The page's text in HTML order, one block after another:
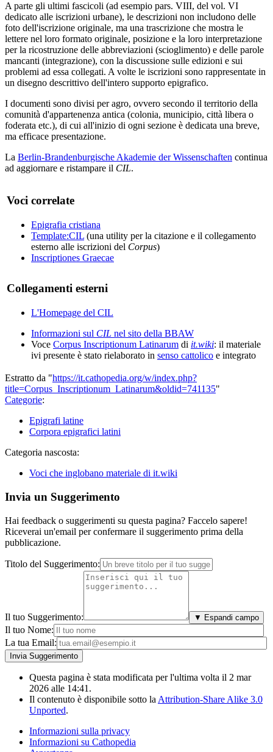
A parte gli ultimi fascicoli (ad esempio pars. VIII, del vol. VI
dedicato alle iscrizioni urbane), le descrizioni non includono delle
foto dell'iscrizione originale, ma una trascrizione che mostra le
lettere nel loro formato originale, posizione e la loro interpretazione
per la ricostruzione delle abbreviazioni (scioglimento) e delle parole
mancanti (integrazione), con la discussione sulle edizioni e sui
problemi ad essa collegati. A volte le iscrizioni sono rappresentate in
un disegno descrittivo dell'intero supporto epigrafico.
I documenti sono divisi per agro, ovvero secondo il territorio della
comunità d'appartenenza antica (colonia, municipio, città libera o
foderata etc.), di cui all'inizio di ogni sezione è dedicata una breve,
ma efficace presentazione.
La Berlin-Brandenburgische Akademie der Wissenschaften continua
ad aggiornare e ristampare il CIL.
Voci correlate
Epigrafia cristiana
Template:CIL (una utility per la citazione e il collegamento
esterno alle iscrizioni del Corpus)
Inscriptiones Graecae
Collegamenti esterni
L'Homepage del CIL
Informazioni sul CIL nel sito della BBAW
Voce Corpus Inscriptionum Latinarum di it.wiki: il materiale
ivi presente è stato rielaborato in senso cattolico e integrato
Estratto da "https://it.cathopedia.org/w/index.php?
title=Corpus_Inscriptionum_Latinarum&oldid=741135"
Categorie:
Epigrafi latine
Corpora epigrafici latini
Categoria nascosta:
Voci che inglobano materiale di it.wiki
Invia un Suggerimento
Hai feedback o suggerimenti su questa pagina? Faccelo sapere!
Riceverai un'email per confermare il suggerimento prima della
pubblicazione.
Titolo del Suggerimento:
Il tuo Suggerimento: ▼ Espandi campo
Il tuo Nome:
La tua Email:
Questa pagina è stata modificata per l'ultima volta il 2 mar
2026 alle 14:41.
Il contenuto è disponibile sotto la Attribution-Share Alike 3.0
Unported.
Informazioni sulla privacy
Informazioni su Cathopedia